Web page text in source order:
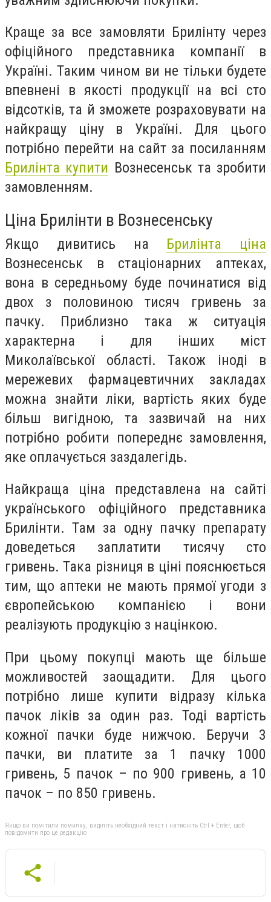
Краще за все замовляти Брилінту через
офіційного представника компанії в
Україні. Таким чином ви не тільки будете
впевнені в якості продукції на всі сто
відсотків, та й зможете розраховувати на
найкращу ціну в Україні. Для цього
потрібно перейти на сайт за посиланням
Брилінта купити Вознесенськ та зробити
замовленням.
Ціна Брилінти в Вознесенську
Якщо дивитись на Брилінта ціна
Вознесенськ в стаціонарних аптеках,
вона в середньому буде починатися від
двох з половиною тисяч гривень за
пачку. Приблизно така ж ситуація
характерна і для інших міст
Миколаївської області. Також іноді в
мережевих фармацевтичних закладах
можна знайти ліки, вартість яких буде
більш вигідною, та зазвичай на них
потрібно робити попереднє замовлення,
яке оплачується заздалегідь.
Найкраща ціна представлена на сайті
українського офіційного представника
Брилінти. Там за одну пачку препарату
доведеться заплатити тисячу сто
гривень. Така різниця в ціні пояснюється
тим, що аптеки не мають прямої угоди з
європейською компанією і вони
реалізують продукцію з націнкою.
При цьому покупці мають ще більше
можливостей заощадити. Для цього
потрібно лише купити відразу кілька
пачок ліків за один раз. Тоді вартість
кожної пачки буде нижчою. Беручи 3
пачки, ви платите за 1 пачку 1000
гривень, 5 пачок – по 900 гривень, а 10
пачок – по 850 гривень.
Якщо ви помітили помилку, виділіть необхідний текст і натисніть Ctrl + Enter, щоб
повідомити про це редакцію